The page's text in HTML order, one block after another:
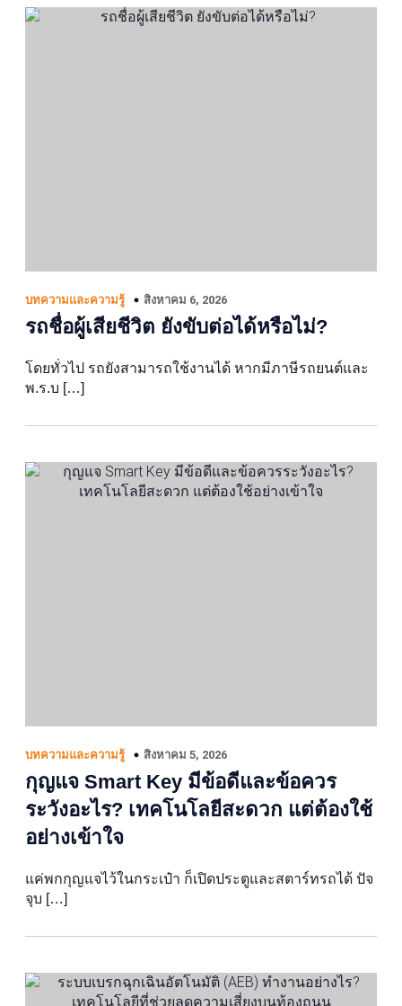
บทความและความรู้ สิงหาคม 6, 2026
รถชื่อผู้เสียชีวิต ยังขับต่อได้หรือไม่?
โดยทั่วไป รถยังสามารถใช้งานได้ หากมีภาษีรถยนต์และ
พ.ร.บ […]
บทความและความรู้ สิงหาคม 5, 2026
กุญแจ Smart Key มีข้อดีและข้อควร
ระวังอะไร? เทคโนโลยีสะดวก แต่ต้องใช้
อย่างเข้าใจ
แค่พกกุญแจไว้ในกระเป๋า ก็เปิดประตูและสตาร์ทรถได้ ปัจ
จุบ […]